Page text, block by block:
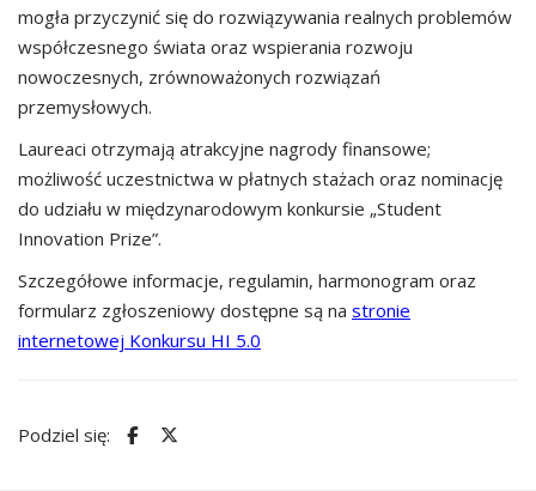
mogła przyczynić się do rozwiązywania realnych problemów
współczesnego świata oraz wspierania rozwoju
nowoczesnych, zrównoważonych rozwiązań
przemysłowych.
Laureaci otrzymają atrakcyjne nagrody finansowe;
możliwość uczestnictwa w płatnych stażach oraz nominację
do udziału w międzynarodowym konkursie „Student
Innovation Prize”.
Szczegółowe informacje, regulamin, harmonogram oraz
formularz zgłoszeniowy dostępne są na stronie
internetowej Konkursu HI 5.0
Podziel się: